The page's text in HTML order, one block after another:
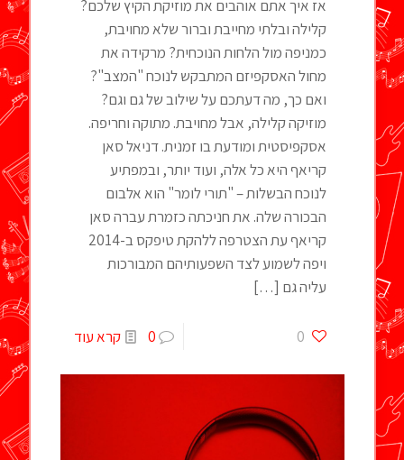
אז איך אתם אוהבים את מוזיקת הקיץ שלכם?
קלילה ובלתי מחייבת וברור שלא מחויבת,
כמניפה מול הלחות הנוכחית? מרקידה את
מחול האסקפיזם המתבקש לנוכח "המצב"?
ואם כך, מה דעתכם על שילוב של גם וגם?
מוזיקה קלילה, אבל מחויבת. מתוקה וחריפה.
אסקפיסטית ומודעת בו זמנית. דניאל סאן
קריאף היא כל אלה, ועוד יותר, ובמפתיע
לנוכח הבשלות – "תורי לומר" הוא אלבום
הבכורה שלה. את חניכתה כזמרת עברה סאן
קריאף עת הצטרפה ללהקת טיפקס ב-2014
ויפה לשמוע לצד השפעותיהם המבורכות
עליה גם […]
0
0 קרא עוד